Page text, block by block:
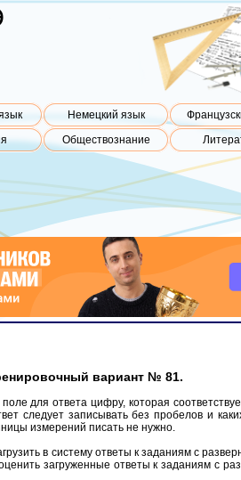
Немецкий язык
Обществознание
вариант № 81.
для от­ве­та цифру, ко­то­рая
сле­ду­ет за­пи­сы­вать без про­бе­лов и
из­ме­ре­ний пи­сать не нужно.
в си­сте­му от­ве­ты к за­да­ни­ям с
за­гру­жен­ные от­ве­ты к за­да­ни­ям с